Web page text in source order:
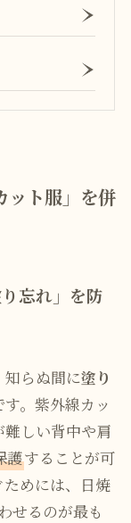
ット服」を併
忘れ」を防
らぬ間に塗り
。紫外線カッ
しい背中や肩
護することが可
めには、日焼
せるのが最も